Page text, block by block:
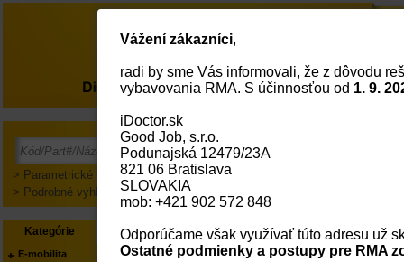
Dell 3Y Basic NBD to
PODĽA KATEGÓRIE:
PODĽA VÝROBCU:
Kód:
EAN Kód:
Výrobca:
> Parametrické vyhľadávanie
> Podrobné vyhľadávanie
Kategórie Výrobcovia
E-mobilita
O nás
Vážení zákazníci,
radi by sme Vás informovali, že z dôvodu
vybavovania RMA. S účinnosťou od 1. 9.
iDoctor.sk
Good Job, s.r.o.
Podunajská 12479/23A
821 06 Bratislava
SLOVAKIA
mob: +421 902 572 848
Odporúčame však využívať túto adresu už
Ostatné podmienky a postupy pre RMA